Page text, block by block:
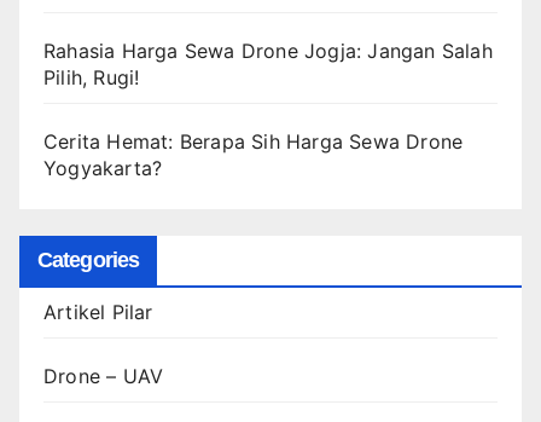
Rahasia Harga Sewa Drone Jogja: Jangan Salah
Pilih, Rugi!
Cerita Hemat: Berapa Sih Harga Sewa Drone
Yogyakarta?
Categories
Artikel Pilar
Drone – UAV